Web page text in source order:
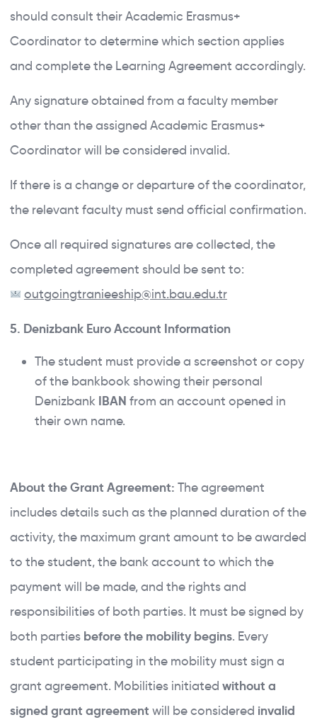
should consult their Academic Erasmus+
Coordinator to determine which section applies
and complete the Learning Agreement accordingly.
Any signature obtained from a faculty member
other than the assigned Academic Erasmus+
Coordinator will be considered invalid.
If there is a change or departure of the coordinator,
the relevant faculty must send official confirmation.
Once all required signatures are collected, the
completed agreement should be sent to:
outgoingtranieeship@int.bau.edu.tr
5. Denizbank Euro Account Information
The student must provide a screenshot or copy
of the bankbook showing their personal
Denizbank IBAN from an account opened in
their own name.
About the Grant Agreement: The agreement
includes details such as the planned duration of the
activity, the maximum grant amount to be awarded
to the student, the bank account to which the
payment will be made, and the rights and
responsibilities of both parties. It must be signed by
both parties before the mobility begins. Every
student participating in the mobility must sign a
grant agreement. Mobilities initiated without a
signed grant agreement will be considered invalid